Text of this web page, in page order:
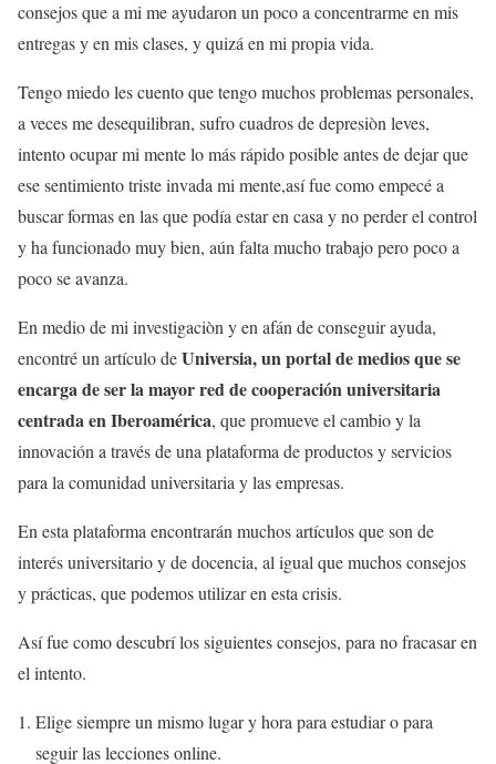
consejos que a mi me ayudaron un poco a concentrarme en mis
entregas y en mis clases, y quizá en mi propia vida.
Tengo miedo les cuento que tengo muchos problemas personales,
a veces me desequilibran, sufro cuadros de depresiòn leves,
intento ocupar mi mente lo más rápido posible antes de dejar que
ese sentimiento triste invada mi mente,así fue como empecé a
buscar formas en las que podía estar en casa y no perder el control
y ha funcionado muy bien, aún falta mucho trabajo pero poco a
poco se avanza.
En medio de mi investigaciòn y en afán de conseguir ayuda,
encontré un artículo deUniversia, un portal de medios que se
encarga de ser la mayor red de cooperación universitaria
centrada en Iberoamérica, que promueve el cambio y la
innovación a través de una plataforma de productos y servicios
para la comunidad universitaria y las empresas.
En esta plataforma encontrarán muchos artículos que son de
interés universitario y de docencia, al igual que muchos consejos
y prácticas, que podemos utilizar en esta crisis.
Así fue como descubrí los siguientes consejos, para no fracasar en
el intento.
Elige siempre un mismo lugar y hora para estudiar o para
seguir las lecciones online.